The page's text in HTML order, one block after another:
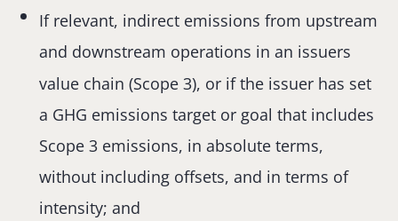
If relevant, indirect emissions from upstream
and downstream operations in an issuers
value chain (Scope 3), or if the issuer has set
a GHG emissions target or goal that includes
Scope 3 emissions, in absolute terms,
without including offsets, and in terms of
intensity; and